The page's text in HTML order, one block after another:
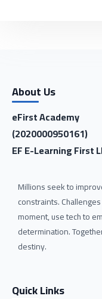
About Us
eFirst Academy
(2020000950161)
EF E-Learning First
Millions seek to
constraints.
moment, use tech to
determination.
destiny.
Quick Links